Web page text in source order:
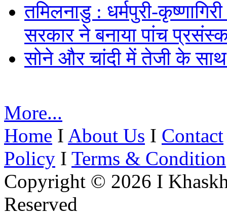
तमिलनाडु : धर्मपुरी-
सरकार ने बनाया पांच
सोने और चांदी में तेजी के
More...
Home I About Us I Contact
Policy I Terms & Condition
Copyright © 2026 I
Reserved